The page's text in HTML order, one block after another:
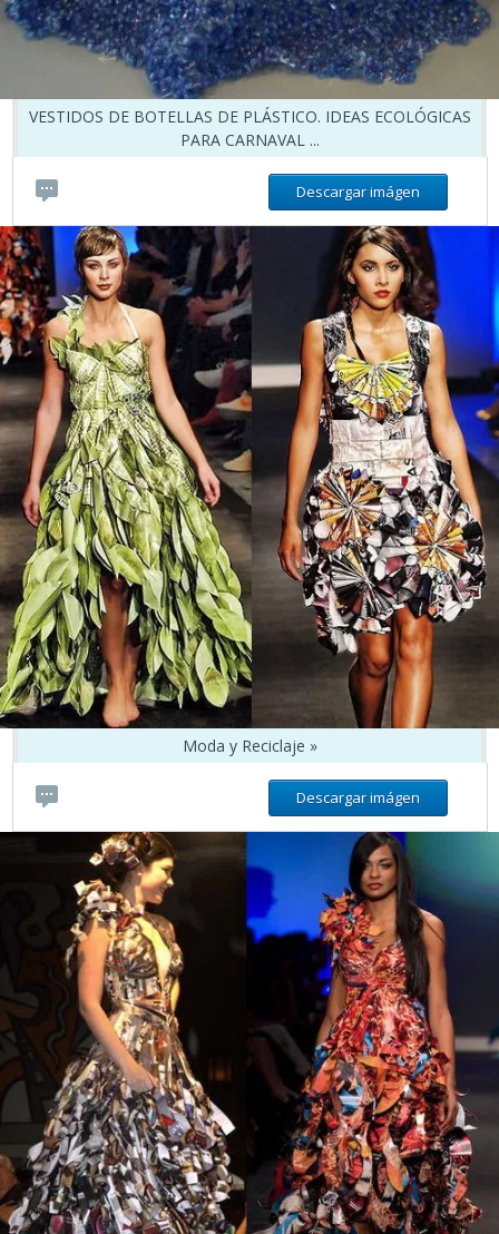
VESTIDOS DE BOTELLAS DE PLÁSTICO. IDEAS ECOLÓGICAS
PARA CARNAVAL ...
Descargar imágen
Moda y Reciclaje »
Descargar imágen